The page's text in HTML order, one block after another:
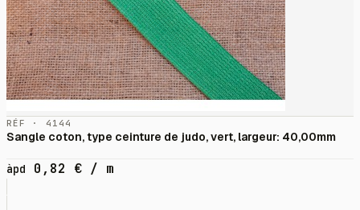
RÉF · 4144
Sangle coton, type ceinture de judo, vert, largeur: 40,00mm
àpd 0,82 € / m